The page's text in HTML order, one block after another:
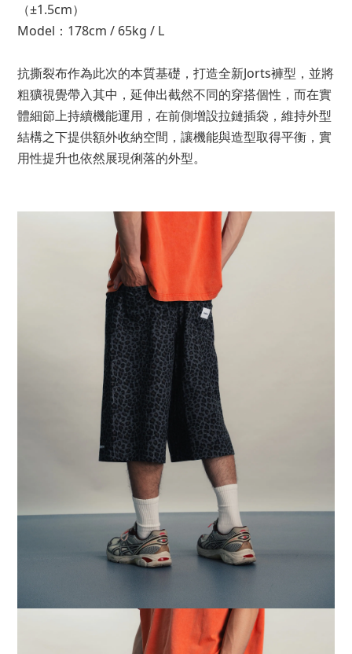
（±1.5cm）
Model：178cm / 65kg / L
抗撕裂布作為此次的本質基礎，打造全新Jorts褲型，並將
粗獷視覺帶入其中，延伸出截然不同的穿搭個性，而在實
體細節上持續機能運用，在前側增設拉鏈插袋，維持外型
結構之下提供額外收納空間，讓機能與造型取得平衡，實
用性提升也依然展現俐落的外型。